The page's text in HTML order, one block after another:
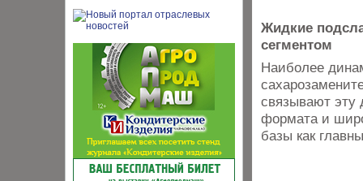
Жидкие
сегментом
Наиболее
связывают эту
формата и
базы как